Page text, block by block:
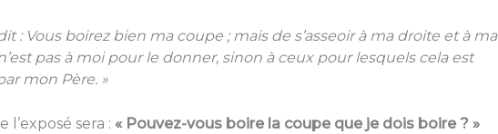
: Vous boirez bien ma coupe ; mais de s’asseoir à ma droite et à ma
pas à moi pour le donner, sinon à ceux pour lesquels cela est
mon Père. »
l’exposé sera : « Pouvez-vous boire la coupe que je dois boire ? »